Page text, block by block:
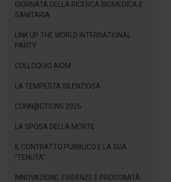
GIORNATA DELLA RICERCA BIOMEDICA E
SANITARIA
LINK UP THE WORLD INTERNATIONAL
PARTY
COLLOQUIO AIOM
LA TEMPESTA SILENZIOSA
CONN@CTIONS 2026
LA SPOSA DELLA MORTE
IL CONTRATTO PUBBLICO E LA SUA
"TENUTA"
INNOVAZIONE, EVIDENZE E PROSSIMITÀ: